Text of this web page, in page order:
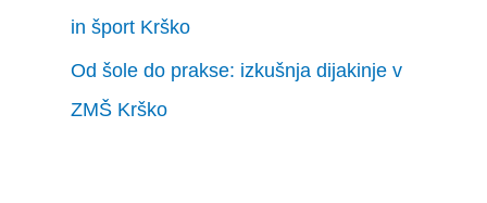
in šport Krško
Od šole do prakse: izkušnja dijakinje v
ZMŠ Krško